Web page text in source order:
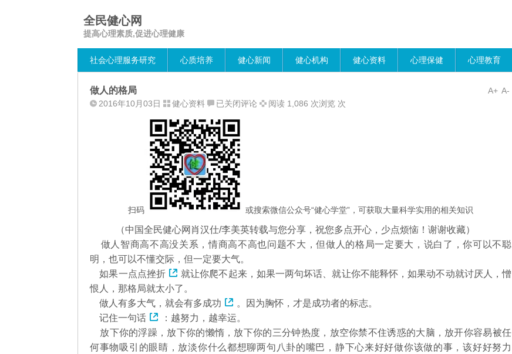
全民健心网
提高心理素质,促进心理健康
社会心理服务研究 心质培养 健心新闻 健心机构 健心资料 心理保健 心理教育
A-
A+
做人的格局
2016年10月03日 健心资料
做
的
格
局
已关闭评论 阅读 1,086 次浏览 次
扫码 或搜索微信公众号“健心学堂”，可获取大量科学实用的相关知识
（中国全民健心网肖汉仕/李美英转载与您分享，祝您多点开心，少点烦恼！谢谢收藏）
做人智商高不高没关系，情商高不高也问题不大，但做人的格局一定要大，说白了，你可以不聪
明，也可以不懂交际，但一定要大气。
如果一点点挫折
就让你爬不起来，如果一两句坏话、就让你不能释怀，如果动不动就讨厌人，憎
恨人，那格局就太小了。
做人有多大气，就会有多成功
。因为胸怀，才是成功者的标志。
记住一句话
：越努力，越幸运。
放下你的浮躁，放下你的懒惰，放下你的三分钟热度，放空你禁不住诱惑的大脑，放开你容易被任
何事物吸引的眼睛，放淡你什么都想聊两句八卦的嘴巴，静下心来好好做你该做的事，该好好努力